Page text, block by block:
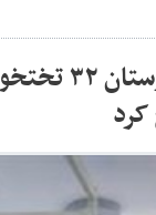
وزیر
کرد